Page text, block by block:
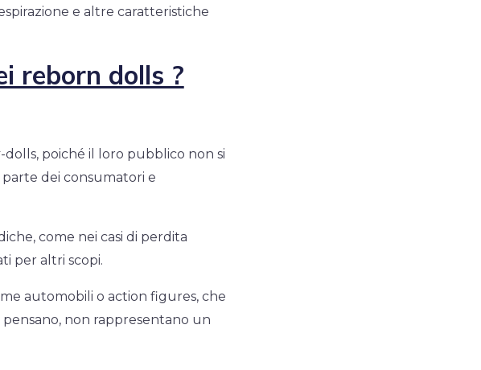
e altre caratteristiche
reborn dolls ?
poiché il loro pubblico non si
dei consumatori e
come nei casi di perdita
per altri scopi.
automobili o action figures, che
non rappresentano un